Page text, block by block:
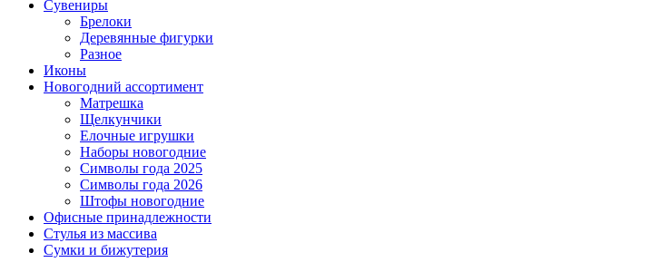
Сувениры
Брелоки
Деревянные фигурки
Разное
Иконы
Новогодний ассортимент
Матрешка
Щелкунчики
Елочные игрушки
Наборы новогодние
Символы года 2025
Символы года 2026
Штофы новогодние
Офисные принадлежности
Стулья из массива
Сумки и бижутерия